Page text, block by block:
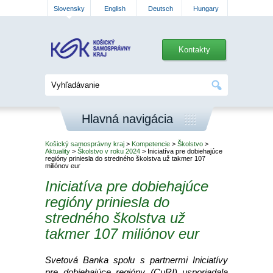
Slovensky English Deutsch Hungary
Kontakty
Hlavná navigácia
Košický samosprávny kraj > Kompetencie > Školstvo >
Aktuality > Školstvo v roku 2024 > Iniciatíva pre dobiehajúce
regióny priniesla do stredného školstva už takmer 107
miliónov eur
Iniciatíva pre dobiehajúce
regióny priniesla do
stredného školstva už
takmer 107 miliónov eur
Svetová Banka spolu s partnermi Iniciatívy